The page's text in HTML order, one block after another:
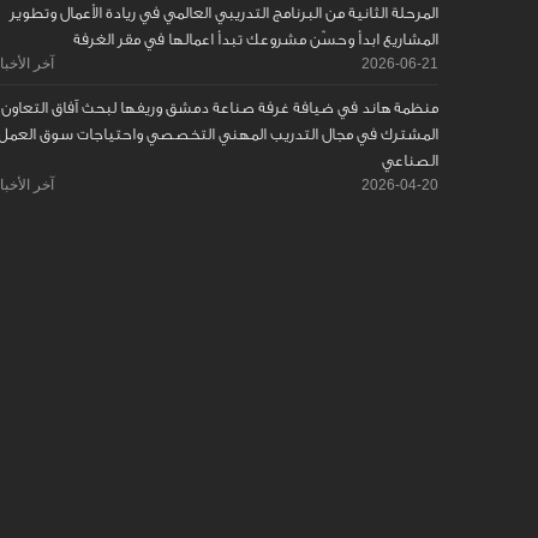
المرحلة الثانية من البرنامج التدريبي العالمي في ريادة الأعمال وتطوير
المشاريع ابدأ وحسّن مشروعك تبدأ اعمالها في مقر الغرفة
2026-06-21 آخر
منظمة هاند في ضيافة غرفة صناعة دمشق وريفها لبحث آفاق التعاون
المشترك في مجال التدريب المهني التخصصي واحتياجات سوق
الصناعي
2026-04-20 آخر